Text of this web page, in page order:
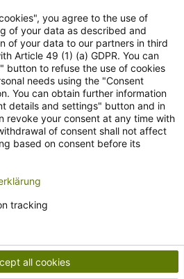
Erhebung deiner
findest duhier .
Einwilligungserklärungden Newsletter
gesetzl. Mehrwertsteuer.
you agree to the use of
of your data as described and
of your data to our partners in third
Article 49 (1) (a) GDPR. You can
button to refuse the use of cookies
needs using the "Consent
You can obtain further information
details and settings" button and in
revoke your consent at any time with
of consent shall not affect
based on consent before its
tracking
all cookies